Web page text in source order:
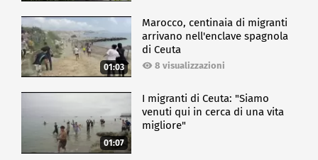
01:03
Marocco, centinaia di migranti
arrivano nell'enclave spagnola
di Ceuta
8 visualizzazioni
01:07
I migranti di Ceuta: "Siamo
venuti qui in cerca di una vita
migliore"